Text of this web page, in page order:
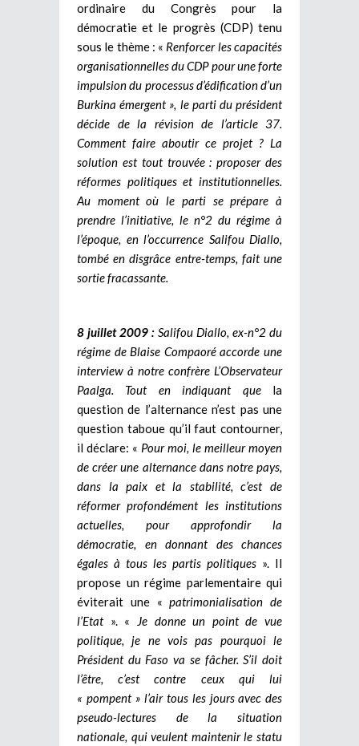
ordinaire du Congrès pour la
démocratie et le progrès (CDP) tenu
sous le thème : « Renforcer les capacités
organisationnelles du CDP pour une forte
impulsion du processus d’édification d’un
Burkina émergent », le parti du président
décide de la révision de l’article 37.
Comment faire aboutir ce projet ? La
solution est tout trouvée : proposer des
réformes politiques et institutionnelles.
Au moment où le parti se prépare à
prendre l’initiative, le n°2 du régime à
l’époque, en l’occurrence Salifou Diallo,
tombé en disgrâce entre-temps, fait une
sortie fracassante.
8 juillet 2009:Salifou Diallo, ex-n°2 du
régime de Blaise Compaoré accorde une
interview à notre confrère L’Observateur
Paalga. Tout en indiquant que la
question de l’alternance n’est pas une
question taboue qu’il faut contourner,
il déclare: « Pour moi, le meilleur moyen
de créer une alternance dans notre pays,
dans la paix et la stabilité, c’est de
réformer profondément les institutions
actuelles, pour approfondir la
démocratie, en donnant des chances
égales à tous les partis politiques ». Il
propose un régime parlementaire qui
éviterait une «patrimonialisation de
l’Etat». « Je donne un point de vue
politique, je ne vois pas pourquoi le
Président du Faso va se fâcher. S’il doit
l’être, c’est contre ceux qui lui
« pompent » l’air tous les jours avec des
pseudo-lectures de la situation
nationale, qui veulent maintenir le statu